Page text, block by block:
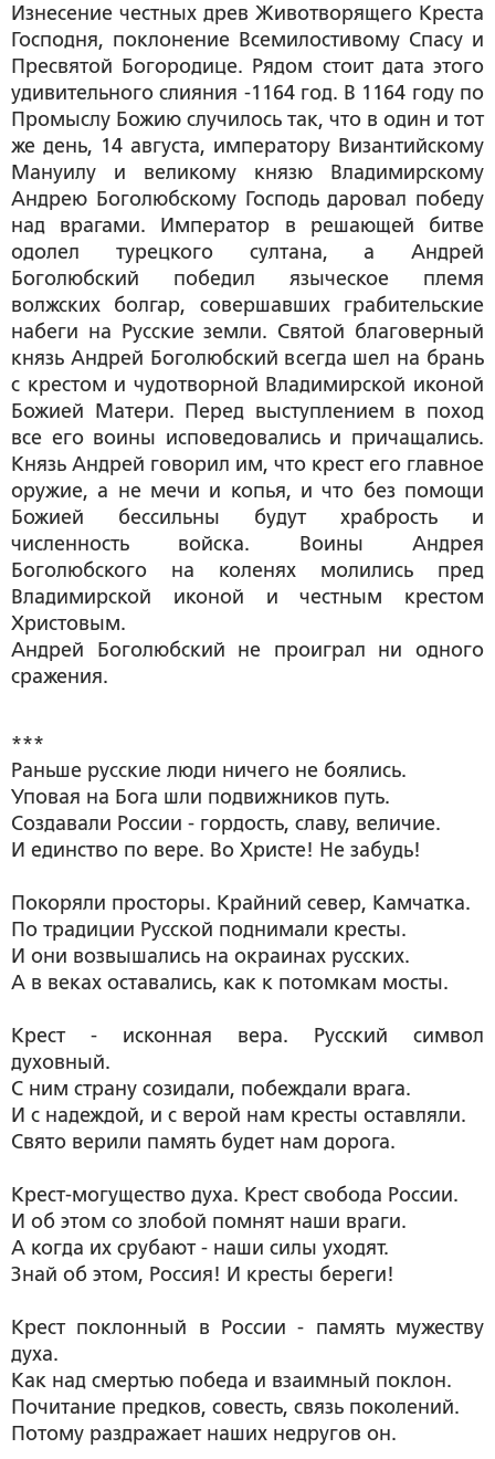
Изнесение честных древ Животворящего Креста
Господня, поклонение Всемилостивому Спасу и
Пресвятой Богородице. Рядом стоит дата этого
удивительного слияния -1164 год. В 1164 году по
Промыслу Божию случилось так, что в один и тот
же день, 14 августа, императору Византийскому
Мануилу и великому князю Владимирскому
Андрею Боголюбскому Господь даровал победу
над врагами. Император в решающей битве
одолел турецкого султана, а Андрей
Боголюбский победил языческое племя
волжских болгар, совершавших грабительские
набеги на Русские земли. Святой благоверный
князь Андрей Боголюбский всегда шел на брань
с крестом и чудотворной Владимирской иконой
Божией Матери. Перед выступлением в поход
все его воины исповедовались и причащались.
Князь Андрей говорил им, что крест его главное
оружие, а не мечи и копья, и что без помощи
Божией бессильны будут храбрость и
численность войска. Воины Андрея
Боголюбского на коленях молились пред
Владимирской иконой и честным крестом
Христовым.
Андрей Боголюбский не проиграл ни одного
сражения.
***
Раньше русские люди ничего не боялись.
Уповая на Бога шли подвижников путь.
Создавали России - гордость, славу, величие.
И единство по вере. Во Христе! Не забудь!
Покоряли просторы. Крайний север, Камчатка.
По традиции Русской поднимали кресты.
И они возвышались на окраинах русских.
А в веках оставались, как к потомкам мосты.
Крест - исконная вера. Русский символ
духовный.
С ним страну созидали, побеждали врага.
И с надеждой, и с верой нам кресты оставляли.
Свято верили память будет нам дорога.
Крест-могущество духа. Крест свобода России.
И об этом со злобой помнят наши враги.
А когда их срубают - наши силы уходят.
Знай об этом, Россия! И кресты береги!
Крест поклонный в России - память мужеству
духа.
Как над смертью победа и взаимный поклон.
Почитание предков, совесть, связь поколений.
Потому раздражает наших недругов он.